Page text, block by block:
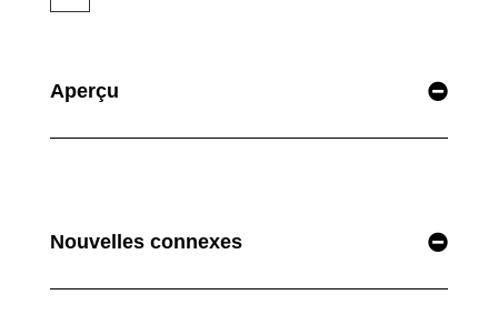
Aperçu
Nouvelles connexes